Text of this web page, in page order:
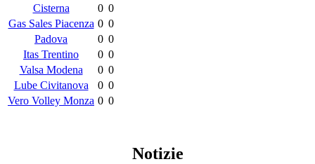
Cisterna
0 0
Gas Sales Piacenza 0 0
Padova
0 0
Itas Trentino
0 0
Valsa Modena
0 0
Lube Civitanova
0 0
Vero Volley Monza 0 0
Notizie